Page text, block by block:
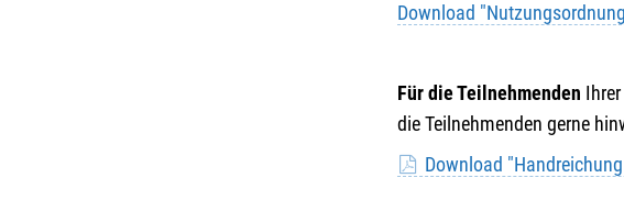
Download
Für die Teilnehmenden
die Teilnehmenden gerne
Download